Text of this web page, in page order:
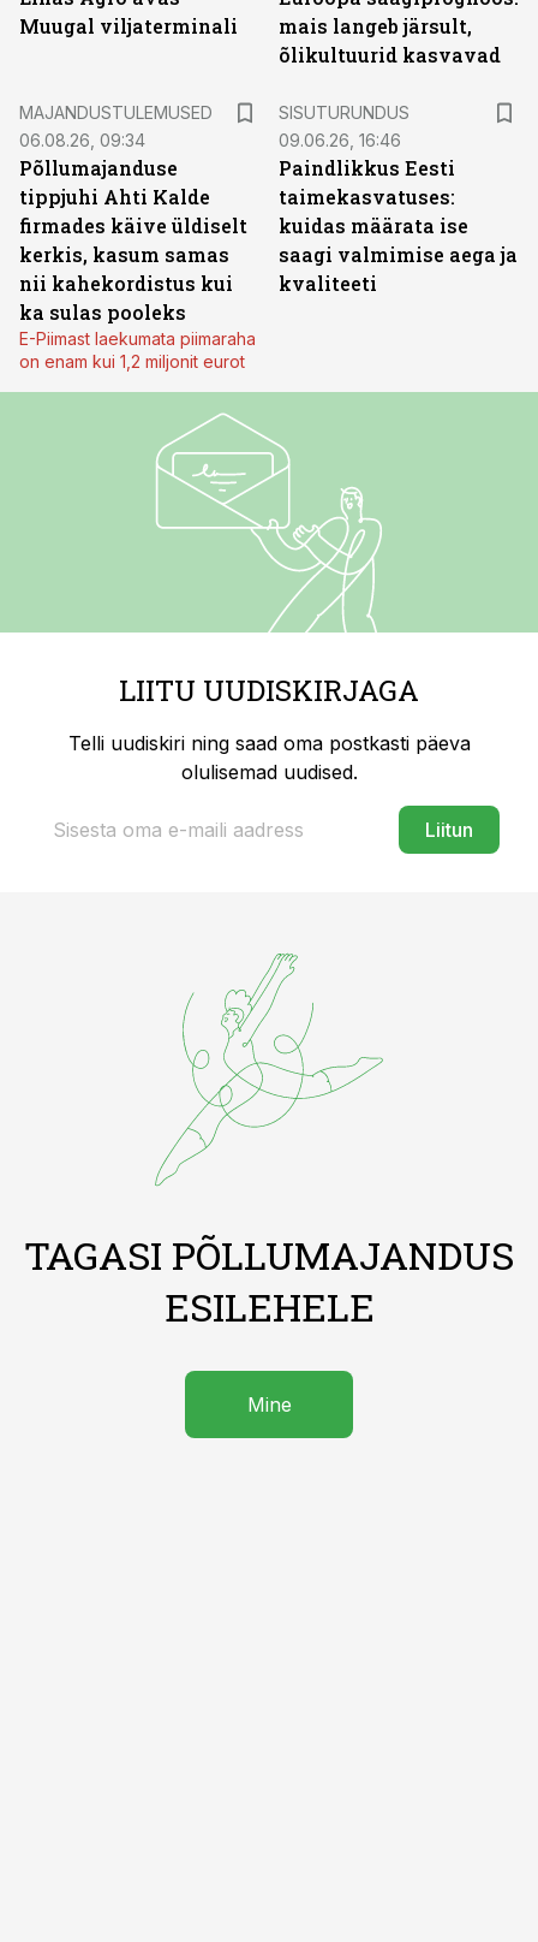
Muugal viljaterminali
mais langeb järsult,
õlikultuurid kasvavad
MAJANDUSTULEMUSED
06.08.26, 09:34
Põllumajanduse
tippjuhi Ahti Kalde
firmades käive üldiselt
kerkis, kasum samas
nii kahekordistus kui
ka sulas pooleks
E-Piimast laekumata piimaraha
on enam kui 1,2 miljonit eurot
SISUTURUNDUS
09.06.26, 16:46
Paindlikkus Eesti
taimekasvatuses:
kuidas määrata ise
saagi valmimise aega ja
kvaliteeti
LIITU UUDISKIRJAGA
Telli uudiskiri ning saad oma postkasti päeva
olulisemad uudised.
Liitun
TAGASI PÕLLUMAJANDUS
ESILEHELE
Mine